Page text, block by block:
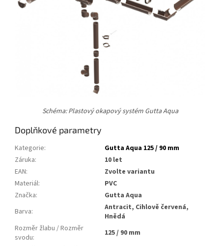
Schéma: Plastový okapový systém Gutta Aqua
Doplňkové parametry
Kategorie:
Gutta Aqua 125 / 90 mm
Záruka:
10 let
EAN:
Zvolte variantu
Materiál:
PVC
Značka:
Gutta Aqua
Barva:
Antracit, Cihlově červená,
Hnědá
Rozměr žlabu / Rozměr
svodu:
125 / 90 mm